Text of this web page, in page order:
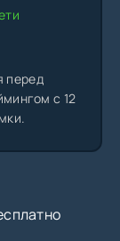
перед
с 12